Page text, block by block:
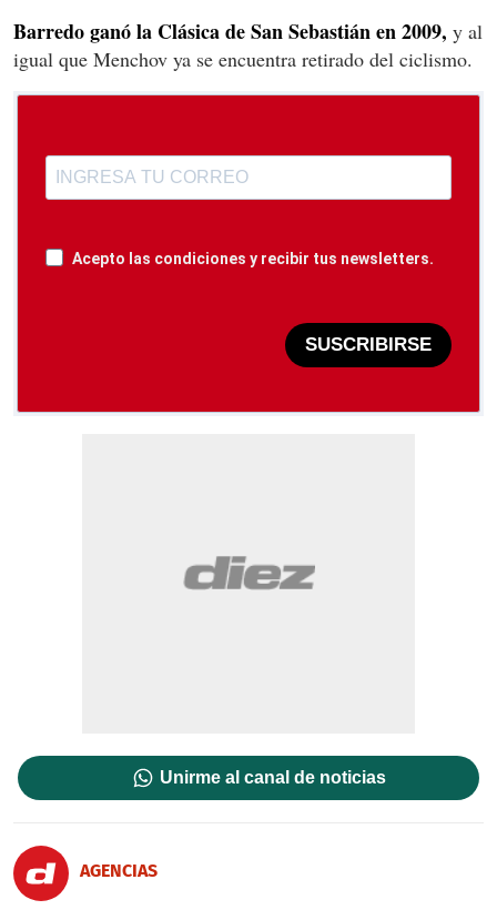
Barredo ganó la Clásica de San Sebastián en 2009, y al
igual que Menchov ya se encuentra retirado del ciclismo.
Acepto las condiciones y recibir tus newsletters.
SUSCRIBIRSE
Unirme al canal de noticias
AGENCIAS